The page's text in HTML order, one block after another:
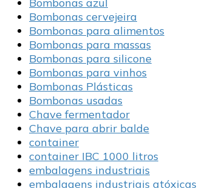
Bombonas azul
Bombonas cervejeira
Bombonas para alimentos
Bombonas para massas
Bombonas para silicone
Bombonas para vinhos
Bombonas Plásticas
Bombonas usadas
Chave fermentador
Chave para abrir balde
container
container IBC 1000 litros
embalagens industriais
embalagens industriais atóxicas